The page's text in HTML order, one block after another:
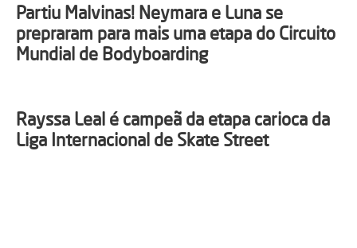
Partiu Malvinas! Neymara e Luna se
prepraram para mais uma etapa do Circuito
Mundial de Bodyboarding
Rayssa Leal é campeã da etapa carioca da
Liga Internacional de Skate Street